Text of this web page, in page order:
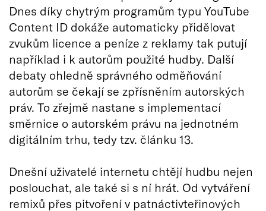
Dnes díky chytrým programům typu YouTube
Content ID dokáže automaticky přidělovat
zvukům licence a peníze z reklamy tak putují
například i k autorům použité hudby. Další
debaty ohledně správného odměňování
autorům se čekají se zpřísněním autorských
práv. To zřejmě nastane s implementací
směrnice o autorském právu na jednotném
digitálním trhu, tedy tzv. článku 13.
Dnešní uživatelé internetu chtějí hudbu nejen
poslouchat, ale také si s ní hrát. Od vytváření
remixů přes pitvoření v patnáctivteřinových